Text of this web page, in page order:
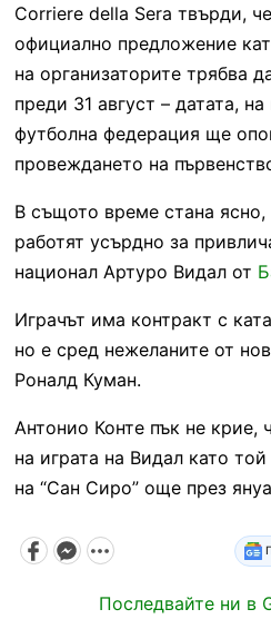
Corriere della Sera твърди,
официално предложение
на организаторите трябва
преди 31 август – датата,
футболна федерация ще
провеждането на
В същото време стана ясно,
работят усърдно за
национал Артуро Видал от
Играчът има контракт с
но е сред нежеланите от
Роналд Куман.
Антонио Конте пък не крие,
на играта на Видал като
на “Сан Сиро” още през
Последвайте ни в